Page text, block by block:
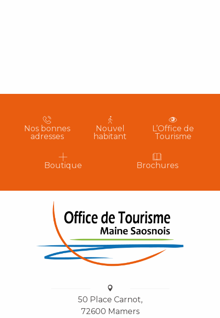
Nos bonnes
adresses
Nouvel
habitant
L’Office de
Tourisme
Boutique Brochures
50 Place Carnot,
72600 Mamers